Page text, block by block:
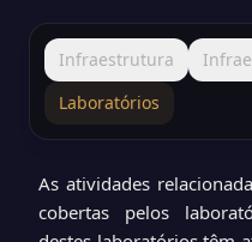
Infraestrutura
Laboratórios
As atividades
cobertas pelos